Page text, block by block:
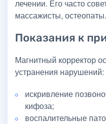
лечении. Его часто
массажисты, остеопаты.
Показания к
Магнитный корректор
устранения нарушений:
искривление
кифоза;
воспалительные